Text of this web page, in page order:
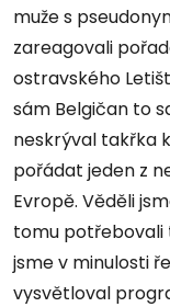
muže s
zareagovali
ostravského
sám Belgičan to
neskrýval takřka
pořádat jeden z
Evropě. Věděli
tomu potřebovali
jsme v minulosti
vysvětloval